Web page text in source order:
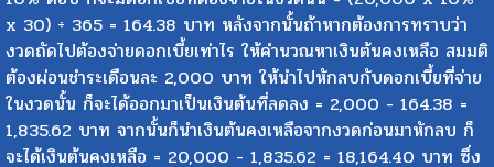
x 30) ÷ 365 = 164.38 บาท หลังจากนั้นถ้าหากต้องการทราบว่า
งวดถัดไปต้องจ่ายดอกเบี้ยเท่าไร ให้คำนวณหาเงินต้นคงเหลือ สมมติ
ต้องผ่อนชำระเดือนละ 2,000 บาท ให้นำไปหักลบกับดอกเบี้ยที่จ่าย
ในงวดนั้น ก็จะได้ออกมาเป็นเงินต้นที่ลดลง = 2,000 - 164.38 =
1,835.62 บาท จากนั้นก็นำเงินต้นคงเหลือจากงวดก่อนมาหักลบ ก็
จะได้เงินต้นคงเหลือ = 20,000 - 1,835.62 = 18,164.40 บาท ซึ่ง